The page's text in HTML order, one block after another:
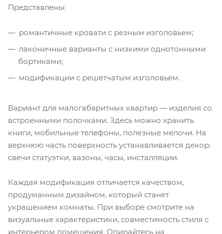
Представлены:
романтичные кровати с резным изголовьем;
лаконичные варианты с низкими однотонными
бортиками;
модификации с решетчатым изголовьем.
Вариант для малогабаритных квартир — изделия со
встроенными полочками. Здесь можно хранить
книги, мобильные телефоны, полезные мелочи. На
верхнюю часть поверхность устанавливается декор:
свечи статуэтки, вазоны, часы, инсталляции.
Каждая модификация отличается качеством,
продуманным дизайном, который станет
украшением комнаты. При выборе смотрите на
визуальные характеристики, совместимость стиля с
интерьером помещения. Опирайтесь на